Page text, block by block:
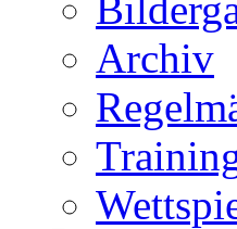
Archiv